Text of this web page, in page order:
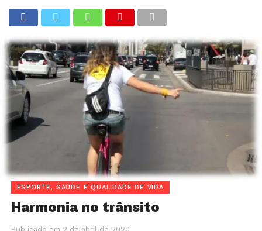
ESPORTE, SAÚDE E QUALIDADE DE VIDA
Harmonia no trânsito